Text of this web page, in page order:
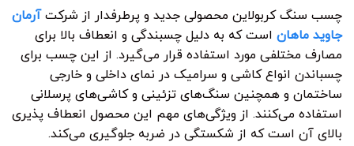
چسب سنگ کربولاین محصولی جدید و پرطرفدار از شرکتآرمان
جاوید ماهان است که به دلیل چسبندگی و انعطاف بالا برای
مصارف مختلفی مورد استفاده قرار می‌گیرد. از این چسب برای
چسباندن انواع کاشی و سرامیک در نمای داخلی و خارجی
ساختمان و همچنین سنگ‌های تزئینی و کاشی‌های پرسلانی
استفاده می‌کنند. از ویژگی‌های مهم این محصول انعطاف پذیری
بالای آن است که از شکستگی در ضربه جلوگیری می‌کند.